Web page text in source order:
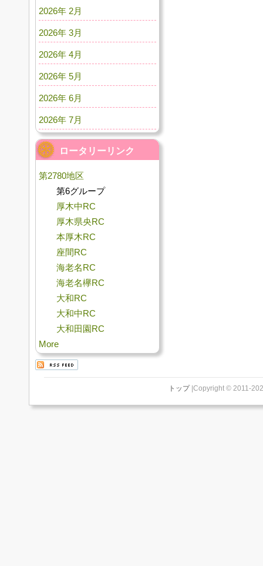
2026年 2月
2026年 3月
2026年 4月
2026年 5月
2026年 6月
2026年 7月
ロータリーリンク
第2780地区
第6グループ
厚木中RC
厚木県央RC
本厚木RC
座間RC
海老名RC
海老名欅RC
大和RC
大和中RC
大和田園RC
More
トップ|Copyright © 2011-